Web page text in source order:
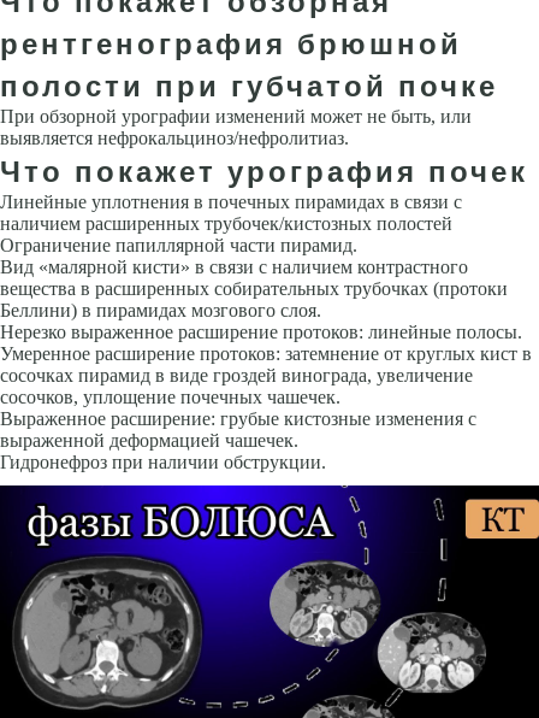
рентгенография брюшной
полости при губчатой почке
При обзорной урографии изменений может не быть, или
выявляется нефрокальциноз/нефролитиаз.
Что покажет урография почек
Линейные уплотнения в почечных пирамидах в связи с
наличием расширенных трубочек/кистозных полостей
Ограничение папиллярной части пирамид.
Вид «малярной кисти» в связи с наличием контрастного
вещества в расширенных собирательных трубочках (протоки
Беллини) в пирамидах мозгового слоя.
Нерезко выраженное расширение протоков: линейные полосы.
Умеренное расширение протоков: затемнение от круглых кист в
сосочках пирамид в виде гроздей винограда, увеличение
сосочков, уплощение почечных чашечек.
Выраженное расширение: грубые кистозные изменения с
выраженной деформацией чашечек.
Гидронефроз при наличии обструкции.